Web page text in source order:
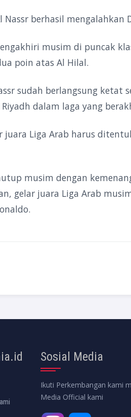
berhasil mengalahkan
musim di puncak
poin atas Al Hilal.
sudah berlangsung ketat
dalam laga yang
Liga Arab harus
musim dengan
gelar juara Liga Arab
Sosial Media
Ikuti Perkembangan kami
Media Official kami